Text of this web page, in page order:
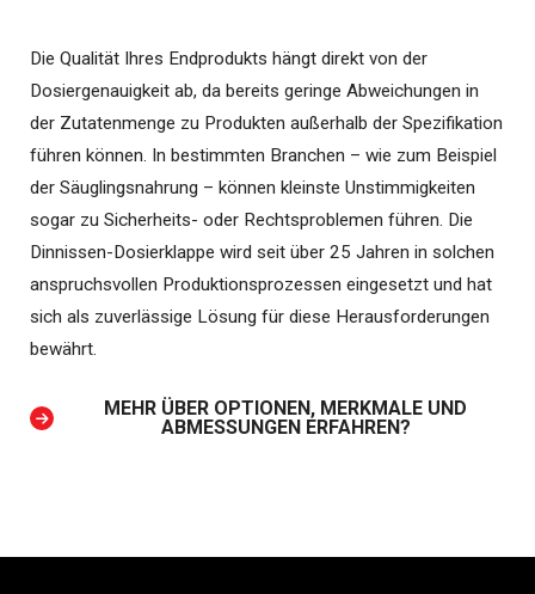
Die Qualität Ihres Endprodukts hängt direkt von der
Dosiergenauigkeit ab, da bereits geringe Abweichungen in
der Zutatenmenge zu Produkten außerhalb der Spezifikation
führen können. In bestimmten Branchen – wie zum Beispiel
der Säuglingsnahrung – können kleinste Unstimmigkeiten
sogar zu Sicherheits- oder Rechtsproblemen führen. Die
Dinnissen-Dosierklappe wird seit über 25 Jahren in solchen
anspruchsvollen Produktionsprozessen eingesetzt und hat
sich als zuverlässige Lösung für diese Herausforderungen
bewährt.
MEHR ÜBER OPTIONEN, MERKMALE UND
ABMESSUNGEN ERFAHREN?